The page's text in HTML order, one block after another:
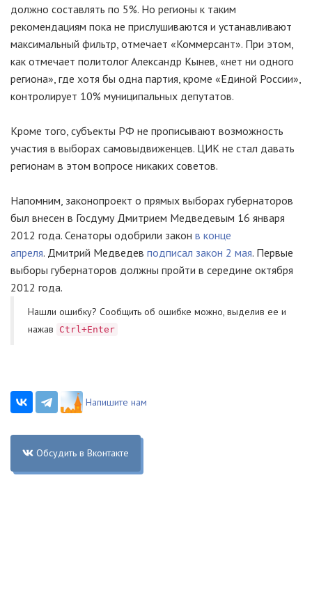
должно составлять по 5%. Но регионы к таким
рекомендациям пока не прислушиваются и устанавливают
максимальный фильтр, отмечает «Коммерсант». При этом,
как отмечает политолог Александр Кынев, «нет ни одного
региона», где хотя бы одна партия, кроме «Единой России»,
контролирует 10% муниципальных депутатов.
Кроме того, субъекты РФ не прописывают возможность
участия в выборах самовыдвиженцев. ЦИК не стал давать
регионам в этом вопросе никаких советов.
Напомним, законопроект о прямых выборах губернаторов
был внесен в Госдуму Дмитрием Медведевым 16 января
2012 года. Сенаторы одобрили закон в конце
апреля. Дмитрий Медведев подписал закон 2 мая. Первые
выборы губернаторов должны пройти в середине октября
2012 года.
Нашли ошибку? Cообщить об ошибке можно, выделив ее и
нажав
Ctrl+Enter
Напишите нам
Обсудить в Вконтакте